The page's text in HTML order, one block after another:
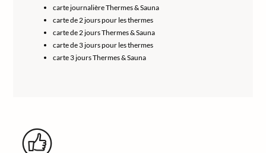
carte journalière Thermes & Sauna
carte de 2 jours pour les thermes
carte de 2 jours Thermes & Sauna
carte de 3 jours pour les thermes
carte 3 jours Thermes & Sauna